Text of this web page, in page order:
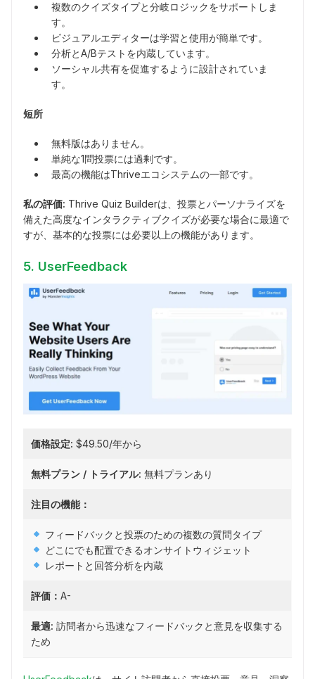
複数のクイズタイプと分岐ロジックをサポートしま
す。
ビジュアルエディターは学習と使用が簡単です。
分析とA/Bテストを内蔵しています。
ソーシャル共有を促進するように設計されていま
す。
短所
無料版はありません。
単純な1問投票には過剰です。
最高の機能はThriveエコシステムの一部です。
私の評価: Thrive Quiz Builderは、投票とパーソナライズを
備えた高度なインタラクティブクイズが必要な場合に最適で
すが、基本的な投票には必要以上の機能があります。
5. UserFeedback
価格設定: $49.50/年から
無料プラン / トライアル: 無料プランあり
注目の機能：
フィードバックと投票のための複数の質問タイプ
どこにでも配置できるオンサイトウィジェット
レポートと回答分析を内蔵
評価： A-
最適: 訪問者から迅速なフィードバックと意見を収集する
ため